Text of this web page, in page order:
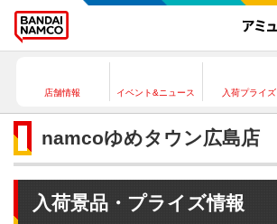
店舗情報 イベント&ニュース 入荷プライズ
namcoゆめタウン広島店
入荷景品・プライズ情報